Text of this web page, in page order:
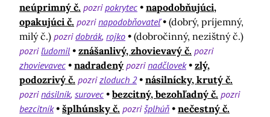
neúprimný č. pozripokrytec
napodobňujúci,
opakujúci č. pozrinapodobňovateľ
(dobrý, príjemný,
milý č.) pozridobrák rojko
(dobročinný, nezištný č.)
pozriľudomil znášanlivý, zhovievavý č. pozri
zhovievavec
nadradený pozrinadčlovek
zlý,
podozrivý č. pozrizloduch 2
násilnícky, krutý č.
pozrinásilník surovec bezcitný, bezohľadný č. pozri
bezcitník
šplhúnsky č. pozrišplhúň
nečestný č.